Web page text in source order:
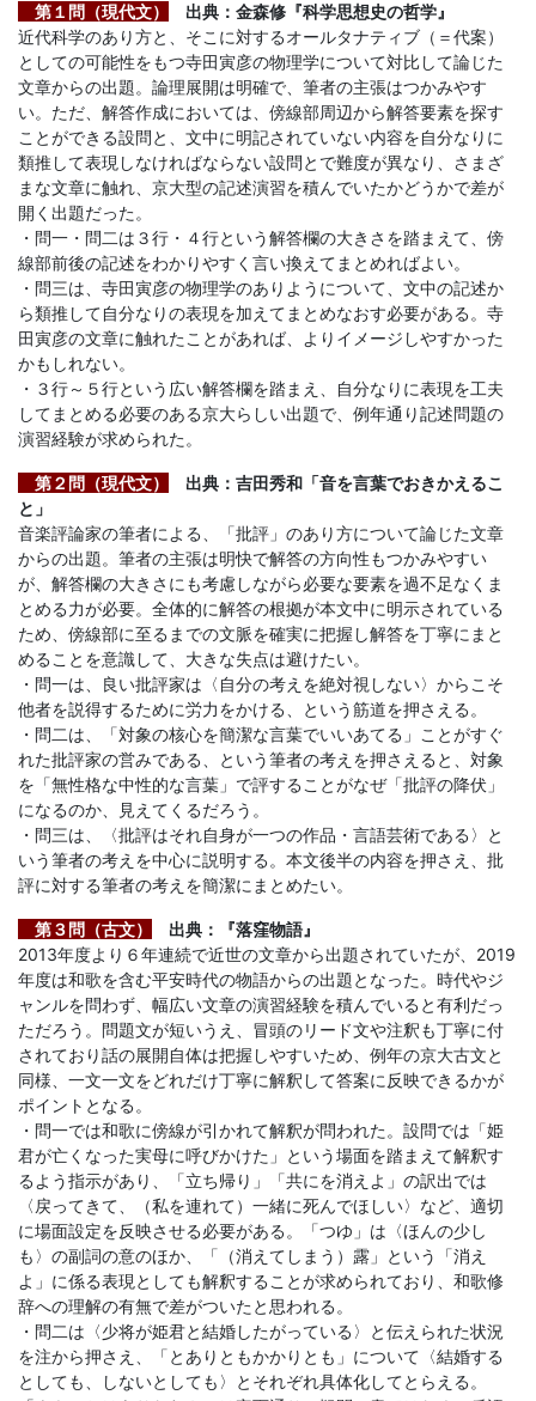
攻
略
法」
を
提
供
し
ま
す。
第１問（現代文）
出典：金森修『科学思想史の哲学』
近代科学のあり方と、そこに対するオールタナティブ（＝代案）
としての可能性をもつ寺田寅彦の物理学について対比して論じた
文章からの出題。論理展開は明確で、筆者の主張はつかみやす
い。ただ、解答作成においては、傍線部周辺から解答要素を探す
ことができる設問と、文中に明記されていない内容を自分なりに
類推して表現しなければならない設問とで難度が異なり、さまざ
まな文章に触れ、京大型の記述演習を積んでいたかどうかで差が
開く出題だった。
・問一・問二は３行・４行という解答欄の大きさを踏まえて、傍
線部前後の記述をわかりやすく言い換えてまとめればよい。
・問三は、寺田寅彦の物理学のありようについて、文中の記述か
ら類推して自分なりの表現を加えてまとめなおす必要がある。寺
田寅彦の文章に触れたことがあれば、よりイメージしやすかった
かもしれない。
・３行～５行という広い解答欄を踏まえ、自分なりに表現を工夫
してまとめる必要のある京大らしい出題で、例年通り記述問題の
演習経験が求められた。
第２問 （現代文）
出典：吉田秀和「音を言葉でおきかえるこ
と」
音楽評論家の筆者による、「批評」のあり方について論じた文章
からの出題。筆者の主張は明快で解答の方向性もつかみやすい
が、解答欄の大きさにも考慮しながら必要な要素を過不足なくま
とめる力が必要。全体的に解答の根拠が本文中に明示されている
ため、傍線部に至るまでの文脈を確実に把握し解答を丁寧にまと
めることを意識して、大きな失点は避けたい。
・問一は、良い批評家は〈自分の考えを絶対視しない〉からこそ
他者を説得するために労力をかける、という筋道を押さえる。
・問二は、「対象の核心を簡潔な言葉でいいあてる」ことがすぐ
れた批評家の営みである、という筆者の考えを押さえると、対象
を「無性格な中性的な言葉」で評することがなぜ「批評の降伏」
になるのか、見えてくるだろう。
・問三は、〈批評はそれ自身が一つの作品・言語芸術である〉と
いう筆者の考えを中心に説明する。本文後半の内容を押さえ、批
評に対する筆者の考えを簡潔にまとめたい。
第３問（古文）
出典：『落窪物語』
2013年度より６年連続で近世の文章から出題されていたが、2019
年度は和歌を含む平安時代の物語からの出題となった。時代やジ
ャンルを問わず、幅広い文章の演習経験を積んでいると有利だっ
ただろう。問題文が短いうえ、冒頭のリード文や注釈も丁寧に付
されており話の展開自体は把握しやすいため、例年の京大古文と
同様、一文一文をどれだけ丁寧に解釈して答案に反映できるかが
ポイントとなる。
・問一では和歌に傍線が引かれて解釈が問われた。設問では「姫
君が亡くなった実母に呼びかけた」という場面を踏まえて解釈す
るよう指示があり、「立ち帰り」「共にを消えよ」の訳出では
〈戻ってきて、（私を連れて）一緒に死んでほしい〉など、適切
に場面設定を反映させる必要がある。「つゆ」は〈ほんの少し
も〉の副詞の意のほか、「（消えてしまう）露」という「消え
よ」に係る表現としても解釈することが求められており、和歌修
辞への理解の有無で差がついたと思われる。
・問二は〈少将が姫君と結婚したがっている〉と伝えられた状況
を注から押さえ、「とありともかかりとも」について〈結婚する
としても、しないとしても〉とそれぞれ具体化してとらえる。